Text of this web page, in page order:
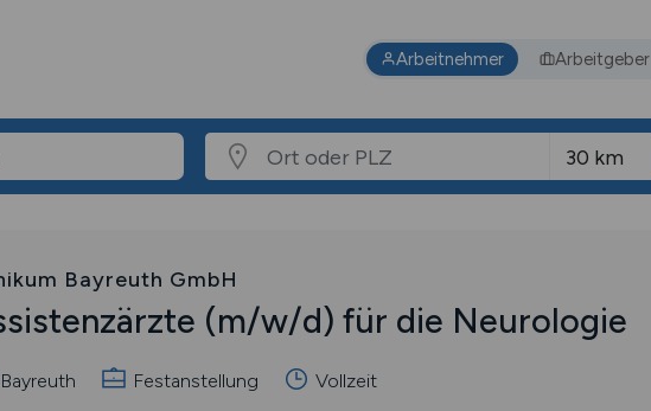
Arbeitnehmer Arbeitgeber
Bayreuth GmbH
(m/w/d) für die Neurologie
Bayreuth Festanstellung Vollzeit